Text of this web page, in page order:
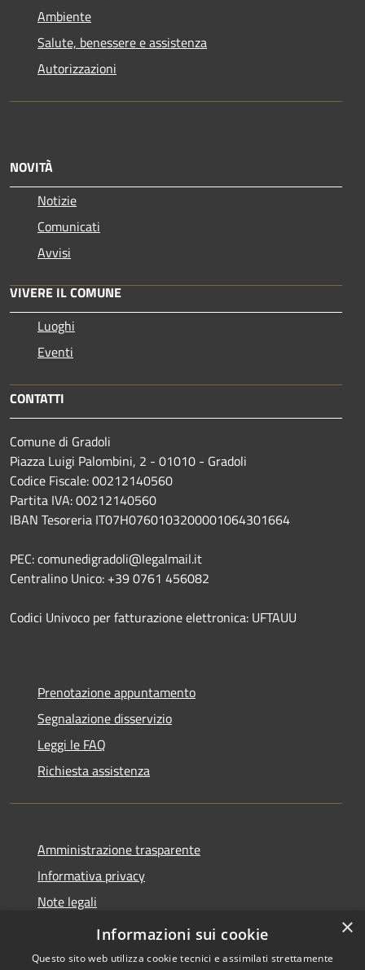
Ambiente
Salute, benessere e assistenza
Autorizzazioni
NOVITÀ
Notizie
Comunicati
Avvisi
VIVERE IL COMUNE
Luoghi
Eventi
CONTATTI
Comune di Gradoli
Piazza Luigi Palombini, 2 - 01010 - Gradoli
Codice Fiscale: 00212140560
Partita IVA: 00212140560
IBAN Tesoreria IT07H0760103200001064301664
PEC: comunedigradoli@legalmail.it
Centralino Unico: +39 0761 456082
Codici Univoco per fatturazione elettronica: UFTAUU
Prenotazione appuntamento
Segnalazione disservizio
Leggi le FAQ
Richiesta assistenza
Amministrazione trasparente
Informativa privacy
Note legali
Dichiarazione di accessibilità
×
Informazioni sui cookie
Questo sito web utilizza cookie tecnici e assimilati strettamente